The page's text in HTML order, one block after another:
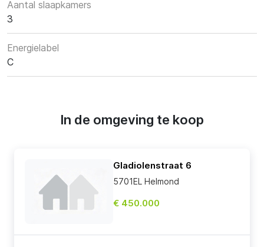
Aantal slaapkamers
3
Energielabel
C
In de omgeving te koop
Gladiolenstraat 6
5701EL Helmond
€ 450.000